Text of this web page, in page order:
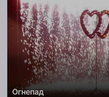
Комментарий
к заказу
Заказать
Огнепад